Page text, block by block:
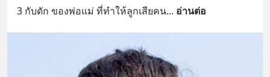
3 กับดัก ของพ่อแม่ ที่ทำให้ลูกเสียคน... อ่านต่อ